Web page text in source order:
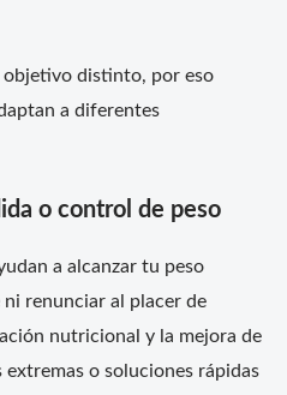
objetivo distinto, por eso
a diferentes
o control de peso
a alcanzar tu peso
renunciar al placer de
nutricional y la mejora de
o soluciones rápidas